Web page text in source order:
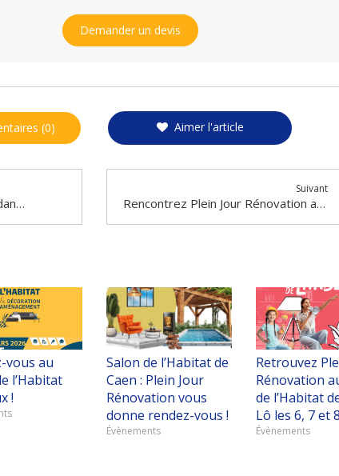
Demander un devis
(0) Aimer l'article
Déperditions de chaleur dans une maison : où part votre chauffage et comment réduire votre facture d’énergie ?
Suivant
Rencontrez Plein Jour Rénovation au Salon Habitat du Havre et donnez vie à vos projets
vous au
l’Habitat
!
Salon de l’Habitat de
Caen : Plein Jour
Rénovation vous
donne rendez-vous !
Évènements
Retrouvez
Rénovation
de l’Habitat
Lô les 6, 7 et
Évènements